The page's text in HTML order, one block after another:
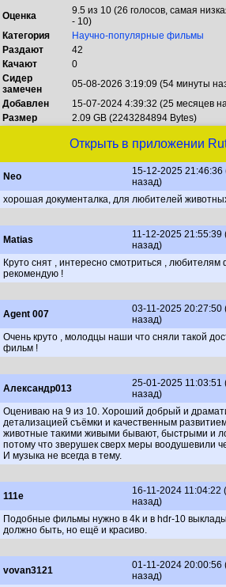
Оценка
9.5 из 10 (26 голосов, самая
- 10)
Категория
Научно-популярные фильмы
Раздают
42
Качают
0
Сидер
замечен
05-08-2026 3:19:09 (54 минуты
Добавлен
15-07-2024 4:39:32 (25 месяцев
Размер
2.09 GB (2243284894 Bytes)
Открыть в приложении
Nео
15-12-2025 21:46:36
назад)
хорошая документалка, для любителей
Matiаs
11-12-2025 21:55:39
назад)
Круто снят , интересно смотриться ,
рекомендую !
Аgent 007
03-11-2025 20:27:50
назад)
Очень круто , молодцы наши что сняли такой
фильм !
Александр013
25-01-2025 11:03:51
назад)
Оцениваю на 9 из 10. Хороший добрый и
детализацией съёмки и качественным
животные такими живыми бывают, быстрыми и
потому что зверушек сверх меры воодушевили
И музыка не всегда в тему.
111e
16-11-2024 11:04:22
назад)
Подобные фильмы нужно в 4k и в hdr-10
должно быть, но ещё и красиво.
vovan3121
01-11-2024 20:00:56
назад)